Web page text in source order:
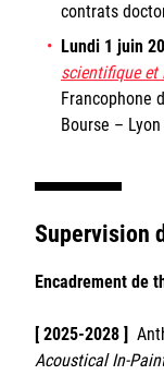
contrats
Lundi 1 juin
scientifique et
Francophone
Bourse – Lyon
Supervision
Encadrement de
[ 2025-2028 ] Ant
Acoustical In-